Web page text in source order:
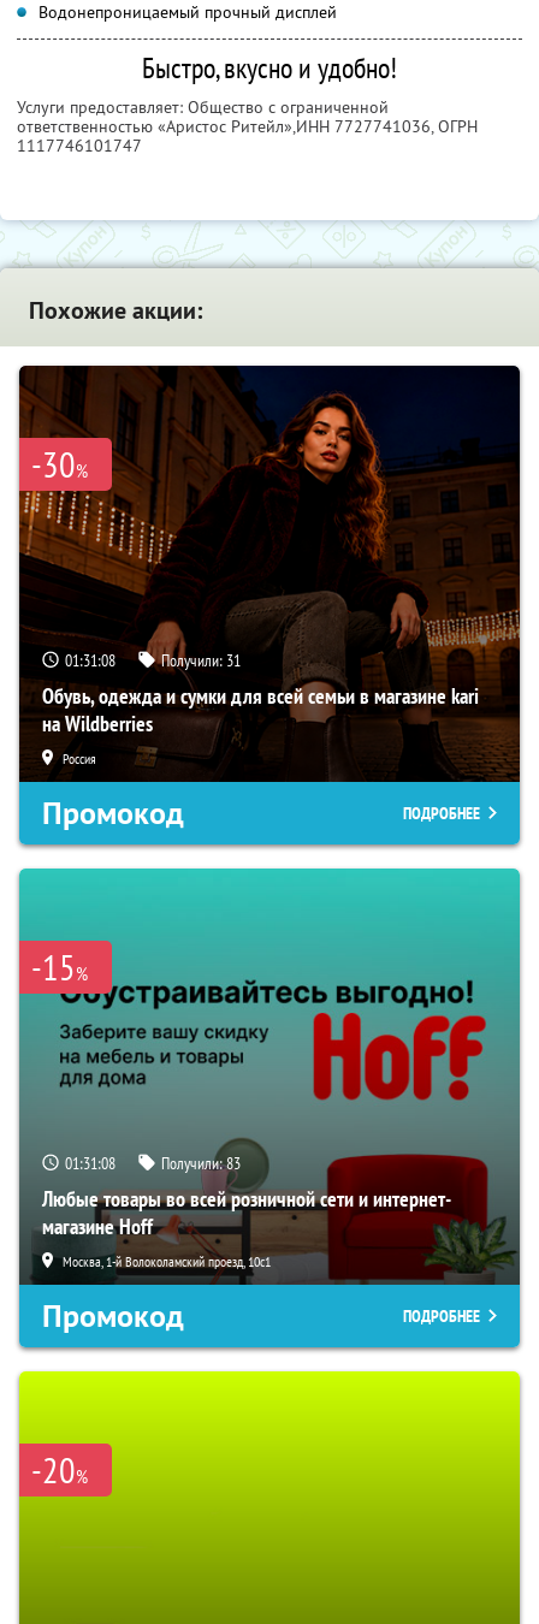
Водонепроницаемый прочный дисплей
Быстро, вкусно и удобно!
Услуги предоставляет: Общество с ограниченной
ответственностью «Аристос Ритейл»,ИНН 7727741036, ОГРН
1117746101747
Похожие акции:
-30%
01:31:07 Получили: 31
Обувь, одежда и сумки для всей семьи в магазине kari
на Wildberries
Россия
Промокод ПОДРОБНЕЕ
-15%
01:31:07 Получили:83
Любые товары во всей розничной сети и интернет-
магазине Hoff
Москва, 1-й Волоколамский проезд, 10с1
Промокод ПОДРОБНЕЕ
-20%